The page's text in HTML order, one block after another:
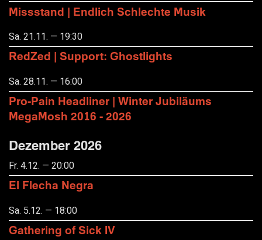
Missstand | Endlich Schlechte Musik
Sa. 21.11. — 19:30
RedZed | Support: Ghostlights
Sa. 28.11. — 16:00
Pro-Pain Headliner | Winter Jubiläums
MegaMosh 2016 - 2026
Dezember 2026
Fr. 4.12. — 20:00
El Flecha Negra
Sa. 5.12. — 18:00
Gathering of Sick IV